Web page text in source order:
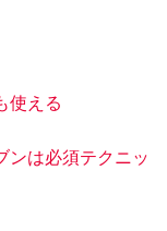
使える
ンは必須テクニッ